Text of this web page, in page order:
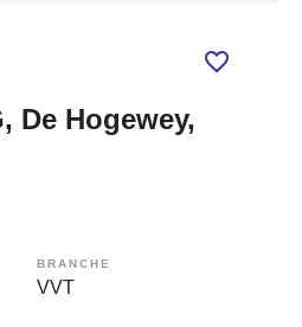
De Hogewey,
BRANCHE
VVT